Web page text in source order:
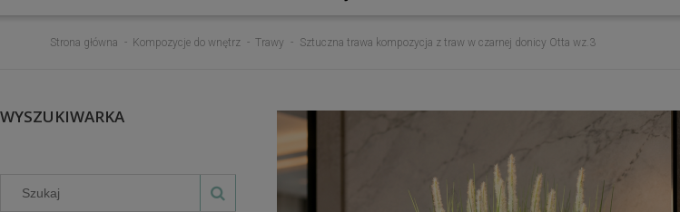
Strona główna Kompozycje do wnętrz Trawy Sztuczna trawa kompozycja z traw w czarnej donicy Otta wz.3
WYSZUKIWARKA